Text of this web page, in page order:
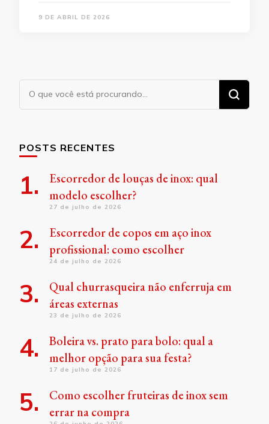
9 DE ABRIL DE 2026
Procurando
algo?
POSTS RECENTES
Escorredor de louças de inox: qual
modelo escolher?
27 de julho de 2026
Escorredor de copos em aço inox
profissional: como escolher
24 de julho de 2026
Qual churrasqueira não enferruja em
áreas externas
23 de julho de 2026
Boleira vs. prato para bolo: qual a
melhor opção para sua festa?
17 de julho de 2026
Como escolher fruteiras de inox sem
errar na compra